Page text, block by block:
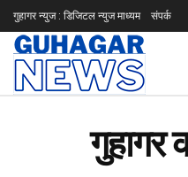
गुहागर न्युज : डिजिटल न्युज माध्यम संपर्क
गुहागर